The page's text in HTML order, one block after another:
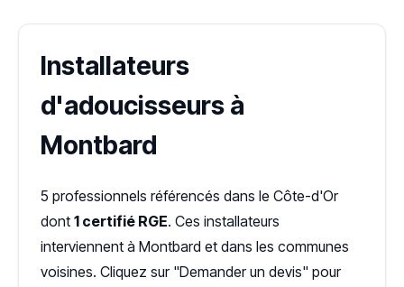
Installateurs
d'adoucisseurs à
Montbard
5 professionnels référencés dans le Côte-d'Or
dont 1 certifié RGE. Ces installateurs
interviennent à Montbard et dans les communes
voisines. Cliquez sur "Demander un devis" pour